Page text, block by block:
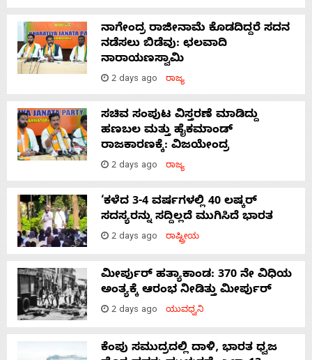
ನಾಗೇಂದ್ರ ರಾಜೀನಾಮೆ ಕೊಡದಿದ್ದರೆ ಸದನ
ನಡೆಸಲು ಬಿಡೆವು: ಛಲವಾದಿ
ನಾರಾಯಣಸ್ವಾಮಿ
2 days ago ರಾಜ್ಯ
ಸಚಿವ ಸಂಪುಟ ವಿಸ್ತರಣೆ ಮಾಡಿದ್ದು
ಹಣಬಲ ಮತ್ತು ಹೈಕಮಾಂಡ್
ರಾಜಕಾರಣಕ್ಕೆ: ವಿಜಯೇಂದ್ರ
2 days ago ರಾಜ್ಯ
‘ಕಳೆದ 3-4 ವರ್ಷಗಳಲ್ಲಿ 40 ಲಷ್ಕರ್
ಸದಸ್ಯರನ್ನು ಸದ್ದಿಲ್ಲದೆ ಮುಗಿಸಿದೆ ಭಾರತ
2 days ago ರಾಷ್ಟ್ರೀಯ
ಮೀರ್ಪುರ್ ಹತ್ಯಾಕಾಂಡ: 370 ನೇ ವಿಧಿಯ
ಅಂತ್ಯಕ್ಕೆ ಆರಂಭ ನೀಡಿತ್ತು ಮೀರ್ಪುರ್
2 days ago ಯುವಧ್ವನಿ
ಕೆಂಪು ಸಮುದ್ರದಲ್ಲಿ ದಾಳಿ, ಭಾರತ ಧ್ವಜ